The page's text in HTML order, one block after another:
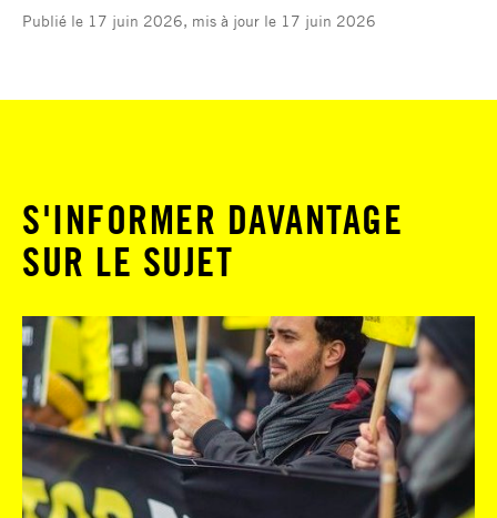
Publié le 17 juin 2026, mis à jour le 17 juin 2026
S'INFORMER DAVANTAGE
SUR LE SUJET